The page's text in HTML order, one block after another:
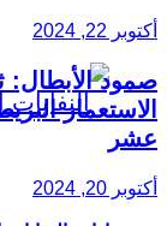
أكتوبر 22, 2024
صمود الأبطال:
الاستعمار
عشر
أكتوبر 20, 2024